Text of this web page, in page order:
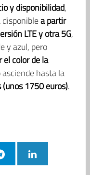
y disponibilidad,
a partir
LTE y otra 5G,
y azul, pero
el color de la
hasta la
1750 euros).